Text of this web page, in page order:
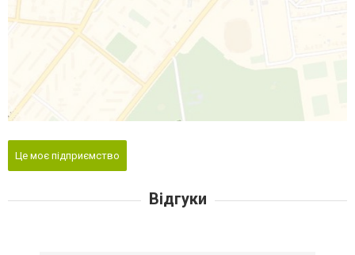
Це моє підприємство
Відгуки